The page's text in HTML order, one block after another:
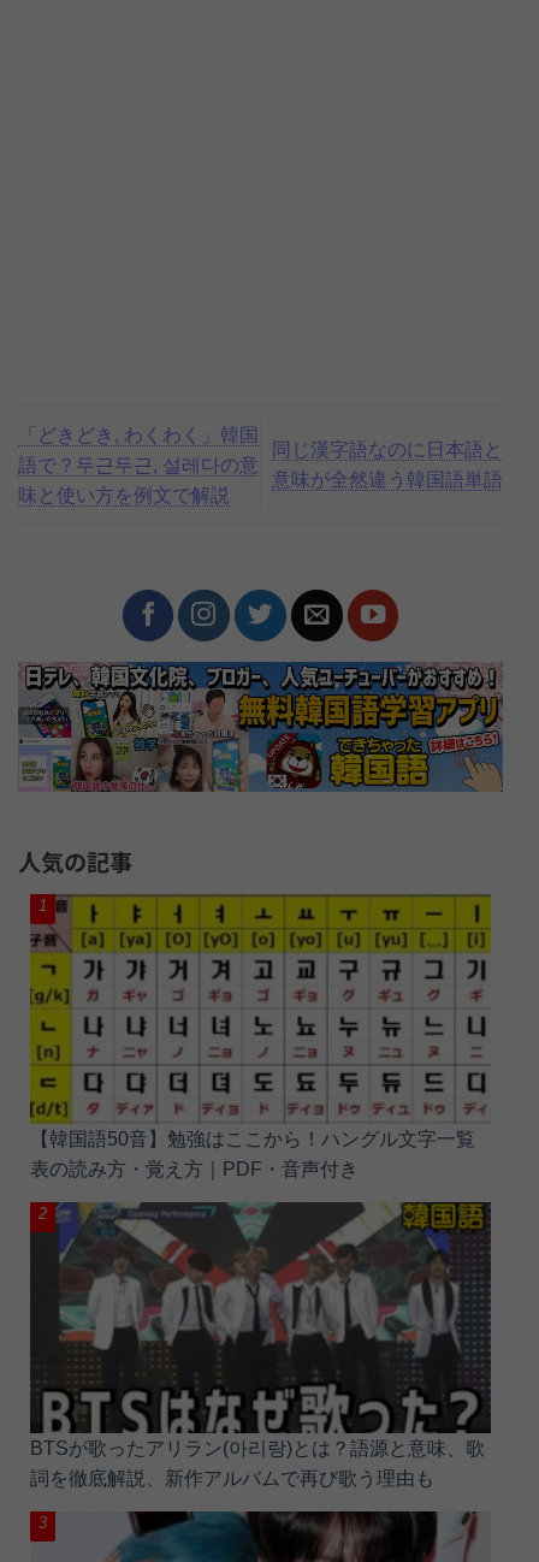
「どきどき, わくわく」韓国
語で？두근두근, 설레다の意
味と使い方を例文で解説
同じ漢字語なのに日本語と
意味が全然違う韓国語単語
人気の記事
【韓国語50音】勉強はここから！ハングル文字一覧
表の読み方・覚え方｜PDF・音声付き
BTSが歌ったアリラン(아리랑)とは？語源と意味、歌
詞を徹底解説、新作アルバムで再び歌う理由も